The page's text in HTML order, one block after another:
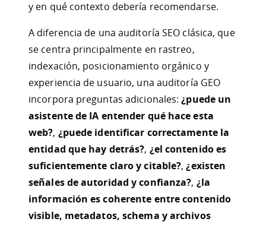
y en qué contexto debería recomendarse.
A diferencia de una auditoría SEO clásica, que
se centra principalmente en rastreo,
indexación, posicionamiento orgánico y
experiencia de usuario, una auditoría GEO
incorpora preguntas adicionales:¿puede un
asistente de IA entender qué hace esta
web?, ¿puede identificar correctamente la
entidad que hay detrás?, ¿el contenido es
suficientemente claro y citable?,¿existen
señales de autoridad y confianza?, ¿la
información es coherente entre contenido
visible, metadatos, schema y archivos